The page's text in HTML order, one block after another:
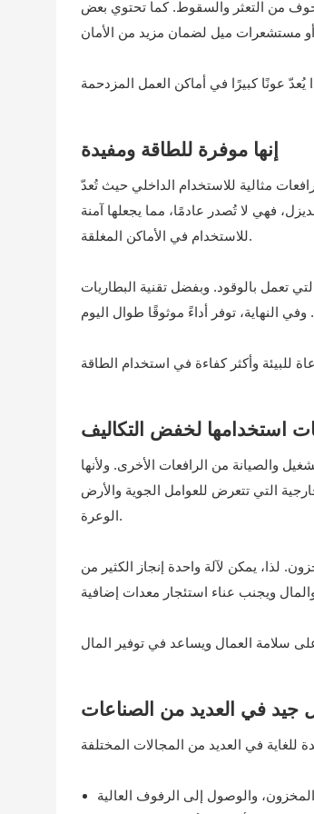
خوف من التعثر والسقوط. كما تحتوي بعض
إنها موفرة للطاقة ومفيدة
مثالية للاستخدام الداخلي حيث تُعدّ
فهي لا تُصدر عادمًا، مما يجعلها آمنة
للاستخدام في الأماكن المغلقة.
تعمل بالوقود. وبفضل تقنية البطاريات
استخدامها لخفض التكاليف
والصيانة من الرافعات الأخرى. ولأنها
التي تتعرض للعوامل الجوية والأرض
الوعرة.
لذا، يمكن لآلة واحدة إنجاز الكثير من
جيد في العديد من الصناعات